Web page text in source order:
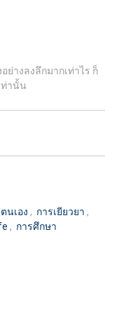
ย่างลงลึกมากเท่าไร ก็
ท่านั้น
นเอง , การเยียวยา ,
, การศึกษา